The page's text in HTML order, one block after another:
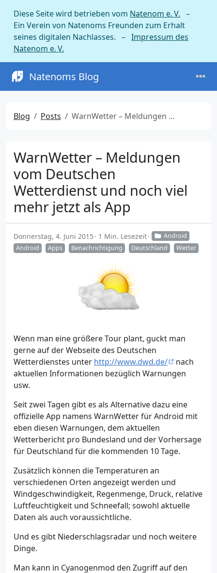
Diese Seite wird betrieben vom Natenom e. V. –
Ein Verein von Natenoms Freunden zum Erhalt
seines digitalen Nachlasses. – Impressum des
Natenom e. V.
Natenoms Blog
Blog Posts WarnWetter – Meldungen vom Deutschen Wetterdienst und noch viel mehr jetzt als App
WarnWetter – Meldungen
vom Deutschen
Wetterdienst und noch viel
mehr jetzt als App
Donnerstag, 4. Juni 2015 1 Min. Lesezeit
Android
Android
Apps Benachrichtigung Deutschland Wetter
Wenn man eine größere Tour plant, guckt man
gerne auf der Webseite des Deutschen
Wetterdienstes unter http://www.dwd.de/
nach
aktuellen Informationen bezüglich Warnungen
usw.
Seit zwei Tagen gibt es als Alternative dazu eine
offizielle App namens WarnWetter für Android mit
eben diesen Warnungen, dem aktuellen
Wetterbericht pro Bundesland und der Vorhersage
für Deutschland für die kommenden 10 Tage.
Zusätzlich können die Temperaturen an
verschiedenen Orten angezeigt werden und
Windgeschwindigkeit, Regenmenge, Druck, relative
Luftfeuchtigkeit und Schneefall; sowohl aktuelle
Daten als auch voraussichtliche.
Und es gibt Niederschlagsradar und noch weitere
Dinge.
Man kann in Cyanogenmod den Zugriff auf den